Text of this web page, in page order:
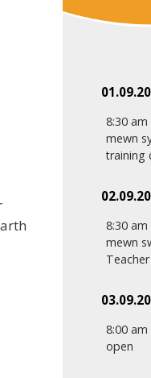
8:30 am
mewn
training
8:30 am
mewn
8:00 am
open